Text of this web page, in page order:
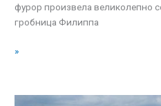
фурор произвела великолепно
гробница Филиппа
»